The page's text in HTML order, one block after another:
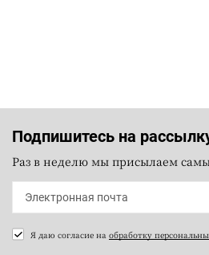
Подпишитесь на
Раз в неделю мы присылаем
Я даю согласие на обработку